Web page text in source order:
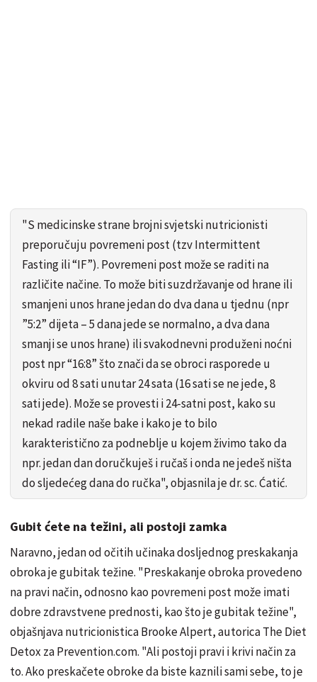
"S medicinske strane brojni svjetski nutricionisti
preporučuju povremeni post (tzv Intermittent
Fasting ili “IF”). Povremeni post može se raditi na
različite načine. To može biti suzdržavanje od hrane ili
smanjeni unos hrane jedan do dva dana u tjednu (npr
”5:2” dijeta – 5 dana jede se normalno, a dva dana
smanji se unos hrane) ili svakodnevni produženi noćni
post npr “16:8” što znači da se obroci rasporede u
okviru od 8 sati unutar 24 sata (16 sati se ne jede, 8
sati jede). Može se provesti i 24-satni post, kako su
nekad radile naše bake i kako je to bilo
karakteristično za podneblje u kojem živimo tako da
npr. jedan dan doručkuješ i ručaš i onda ne jedeš ništa
do sljedećeg dana do ručka", objasnila je dr. sc. Ćatić.
Gubit ćete na težini, ali postoji zamka
Naravno, jedan od očitih učinaka dosljednog preskakanja
obroka je gubitak težine. "Preskakanje obroka provedeno
na pravi način, odnosno kao povremeni post može imati
dobre zdravstvene prednosti, kao što je gubitak težine",
objašnjava nutricionistica Brooke Alpert, autorica The Diet
Detox za Prevention.com. "Ali postoji pravi i krivi način za
to. Ako preskačete obroke da biste kaznili sami sebe, to je